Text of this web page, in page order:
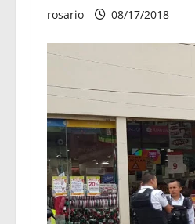
rosario 08/17/2018